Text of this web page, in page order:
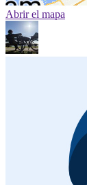
Abrir el mapa